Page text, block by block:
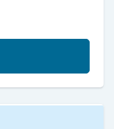
& PLUS